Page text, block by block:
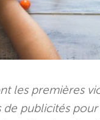
les premières
publicités